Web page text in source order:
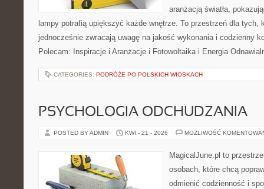
aranżacją światła,
lampy potrafią upiększyć każde wnętrze. To przestrzeń dla tych,
jednocześnie zwracają uwagę na jakość wykonania i codzienny
Polecam: Inspiracje i Aranżacje i Fotowoltaika i Energia
CATEGORIES: PODRÓŻE PO POLSKICH WIOSKACH
PSYCHOLOGIA ODCHUDZANIA
POSTED BY ADMIN KWI - 21 - 2026 MOŻLIWOŚĆ
MagicalJune.pl to
osobach, które chcą
odmienić codzienność i